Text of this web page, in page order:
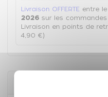
Livraison OFFERTE entre le
2026 sur les
Livraison en points de
4,90 €)